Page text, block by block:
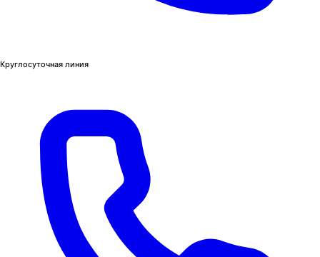
Круглосуточная линия